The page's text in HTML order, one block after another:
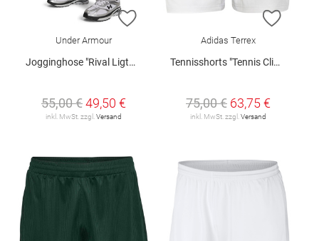
ZUR WUNSCHLISTE HINZUFÜGEN
Under Armour
Jogginghose "Rival Ligtweight"
55,00 €49,50 €
inkl. MwSt. zzgl. Versand
ZUR
Adidas Terrex
Tennisshorts "Tennis Climacool"
75,00 € 63,75 €
inkl. MwSt. zzgl. Versand